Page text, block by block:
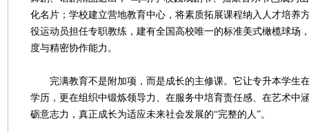
化名片；学校建立营地教育中心，将素质拓展课程纳入人才培养
役运动员担任专职教练，建有全国高校唯一的标准美式橄榄球场
度与精密协作能力。
完满教育不是附加项，而是成长的主修课。它让专升本学生
学历，更在组织中锻炼领导力、在服务中培育责任感、在艺术中
砺意志力，真正成长为适应未来社会发展的“完整的人”。